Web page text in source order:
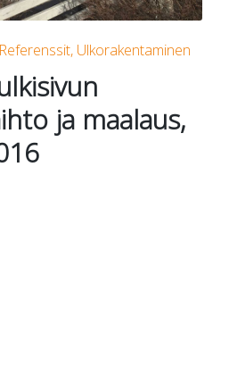
Referenssit Ulkorakentaminen
ja maalaus,